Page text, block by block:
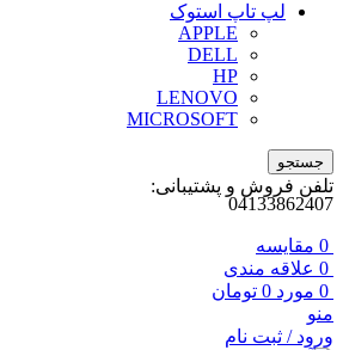
لپ تاپ استوک
APPLE
DELL
HP
LENOVO
MICROSOFT
جستجو
تلفن فروش و پشتیبانی:
04133862407
0 مقايسه
0 علاقه مندی
0 مورد 0 تومان
منو
ورود / ثبت نام